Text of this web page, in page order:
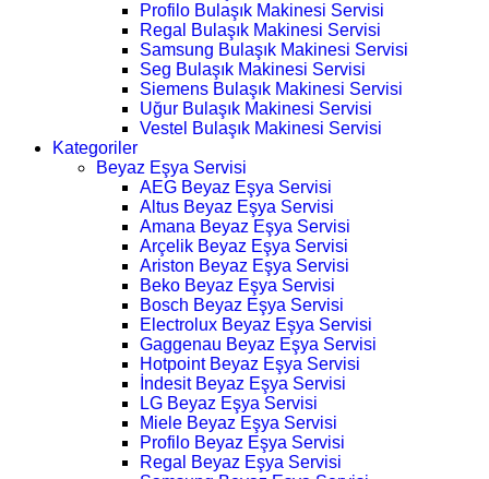
Profilo Bulaşık Makinesi Servisi
Regal Bulaşık Makinesi Servisi
Samsung Bulaşık Makinesi Servisi
Seg Bulaşık Makinesi Servisi
Siemens Bulaşık Makinesi Servisi
Uğur Bulaşık Makinesi Servisi
Vestel Bulaşık Makinesi Servisi
Kategoriler
Beyaz Eşya Servisi
AEG Beyaz Eşya Servisi
Altus Beyaz Eşya Servisi
Amana Beyaz Eşya Servisi
Arçelik Beyaz Eşya Servisi
Ariston Beyaz Eşya Servisi
Beko Beyaz Eşya Servisi
Bosch Beyaz Eşya Servisi
Electrolux Beyaz Eşya Servisi
Gaggenau Beyaz Eşya Servisi
Hotpoint Beyaz Eşya Servisi
İndesit Beyaz Eşya Servisi
LG Beyaz Eşya Servisi
Miele Beyaz Eşya Servisi
Profilo Beyaz Eşya Servisi
Regal Beyaz Eşya Servisi